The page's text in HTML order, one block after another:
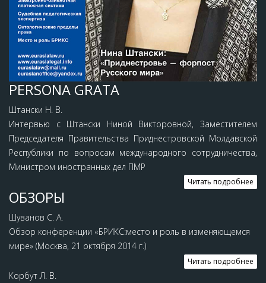
PERSONA GRATA
Штански Н. В.
Интервью с Штански Ниной Викторовной, Заместителем
Председателя Правительства Приднестровской Молдавской
Республики по вопросам международного сотрудничества,
Министром иностранных дел ПМР
Читать подробнее
ОБЗОРЫ
Шуванов С. А.
Обзор конференции «БРИКС:место и роль в изменяющемся
мире» (Москва, 21 октября 2014 г.)
Читать подробнее
Корбут Л. В.